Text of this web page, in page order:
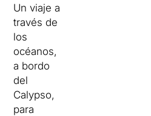
Un viaje a
través de
los
océanos,
a bordo
del
Calypso,
para